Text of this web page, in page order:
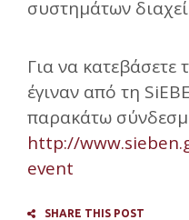
συστημάτων
Για να κατεβάσετε
έγιναν από τη
παρακάτω
http://
event
SHARE THIS POST